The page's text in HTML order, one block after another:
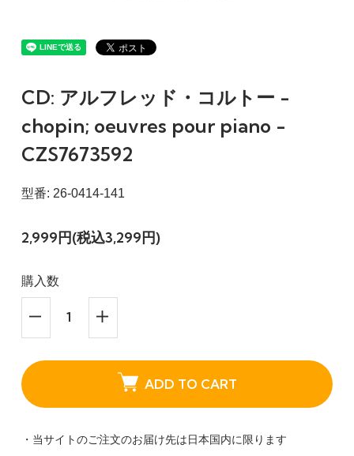
CD: アルフレッド・コルトー -
chopin; oeuvres pour piano -
CZS7673592
型番: 26-0414-141
2,999円(税込3,299円)
購入数
ADD TO CART
・当サイトのご注文のお届け先は日本国内に限ります